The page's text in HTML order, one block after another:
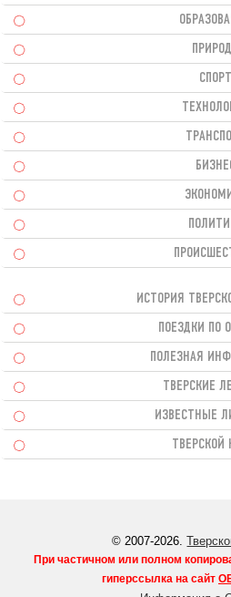
СПОРТ
ИСТОРИЯ
ПОЕЗДКИ ПО
ПОЛЕЗНАЯ
ТВЕРСКИЕ
ИЗВЕСТНЫЕ
© 2007-2026.
При частичном или полном
гиперссылка на сайт